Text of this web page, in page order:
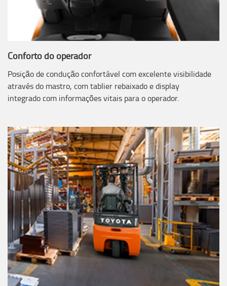
Conforto do operador
Posição de condução confortável com excelente visibilidade
através do mastro, com tablier rebaixado e display
integrado com informações vitais para o operador.